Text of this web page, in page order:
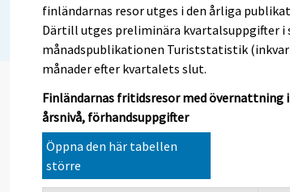
finländarnas resor utges i den årliga
Därtill utges preliminära kvartalsuppgifter i
månadspublikationen Turiststatistik
månader efter kvartalets slut.
Finländarnas fritidsresor med övernattning
årsnivå, förhandsuppgifter
Öppna den här tabellen
större